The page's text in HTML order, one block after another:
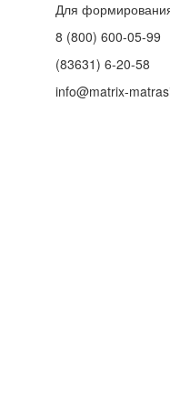
Для
8 (800) 600-05-99
(83631) 6-20-58
info@matrix-